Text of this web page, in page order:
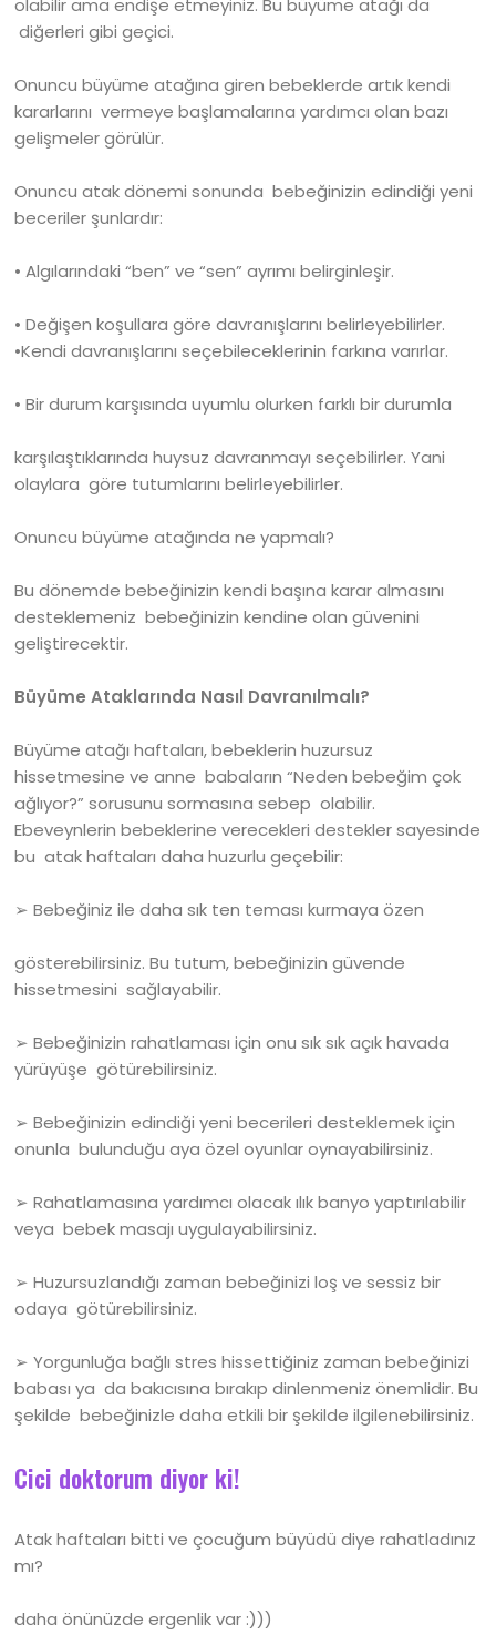
olabilir ama endişe etmeyiniz. Bu büyüme atağı da
diğerleri gibi geçici.
Onuncu büyüme atağına giren bebeklerde artık kendi
kararlarını vermeye başlamalarına yardımcı olan bazı
gelişmeler görülür.
Onuncu atak dönemi sonunda bebeğinizin edindiği yeni
beceriler şunlardır:
• Algılarındaki “ben” ve “sen” ayrımı belirginleşir.
• Değişen koşullara göre davranışlarını belirleyebilirler.
•Kendi davranışlarını seçebileceklerinin farkına varırlar.
• Bir durum karşısında uyumlu olurken farklı bir durumla
karşılaştıklarında huysuz davranmayı seçebilirler. Yani
olaylara göre tutumlarını belirleyebilirler.
Onuncu büyüme atağında ne yapmalı?
Bu dönemde bebeğinizin kendi başına karar almasını
desteklemeniz bebeğinizin kendine olan güvenini
geliştirecektir.
Büyüme Ataklarında Nasıl Davranılmalı?
Büyüme atağı haftaları, bebeklerin huzursuz
hissetmesine ve anne babaların “Neden bebeğim çok
ağlıyor?” sorusunu sormasına sebep olabilir.
Ebeveynlerin bebeklerine verecekleri destekler sayesinde
bu atak haftaları daha huzurlu geçebilir:
➢ Bebeğiniz ile daha sık ten teması kurmaya özen
gösterebilirsiniz. Bu tutum, bebeğinizin güvende
hissetmesini sağlayabilir.
➢ Bebeğinizin rahatlaması için onu sık sık açık havada
yürüyüşe götürebilirsiniz.
➢ Bebeğinizin edindiği yeni becerileri desteklemek için
onunla bulunduğu aya özel oyunlar oynayabilirsiniz.
➢ Rahatlamasına yardımcı olacak ılık banyo yaptırılabilir
veya bebek masajı uygulayabilirsiniz.
➢ Huzursuzlandığı zaman bebeğinizi loş ve sessiz bir
odaya götürebilirsiniz.
➢ Yorgunluğa bağlı stres hissettiğiniz zaman bebeğinizi
babası ya da bakıcısına bırakıp dinlenmeniz önemlidir. Bu
şekilde bebeğinizle daha etkili bir şekilde ilgilenebilirsiniz.
Cici doktorum diyor ki!
Atak haftaları bitti ve çocuğum büyüdü diye rahatladınız
mı?
daha önünüzde ergenlik var :)))